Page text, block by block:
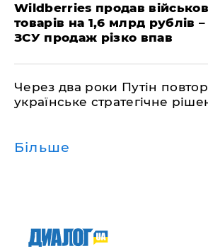
Wildberries продав
товарів на 1,6 млрд рублів –
ЗСУ продаж різко впав
Через два роки Путін
українське стратегічне
Більше